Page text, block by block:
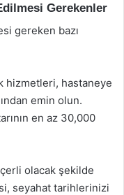
Gerekenler
gereken bazı
hizmetleri, hastaneye
emin olun.
en az 30,000
olacak şekilde
seyahat tarihlerinizi